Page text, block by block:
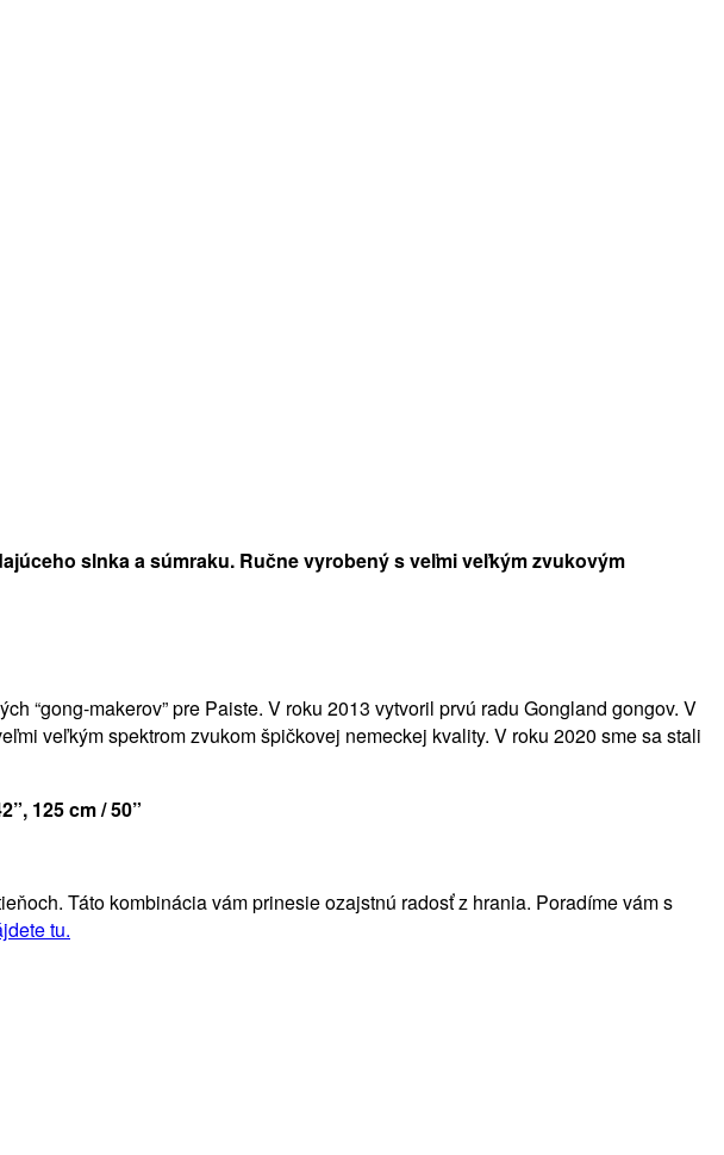
slnka a súmraku. Ručne vyrobený s veľmi veľkým zvukovým
“gong-makerov” pre Paiste. V roku 2013 vytvoril prvú radu Gongland gongov. V
veľkým spektrom zvukom špičkovej nemeckej kvality. V roku 2020 sme sa stali
125 cm / 50”
Táto kombinácia vám prinesie ozajstnú radosť z hrania. Poradíme vám s
tu.